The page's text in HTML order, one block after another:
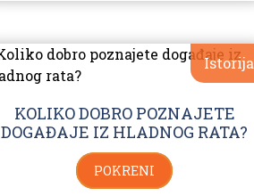
Istorija
KOLIKO DOBRO POZNAJETE
DOGAĐAJE IZ HLADNOG RATA?
POKRENI